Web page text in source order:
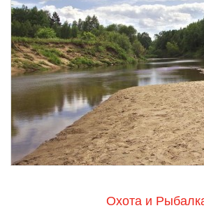
Охота и